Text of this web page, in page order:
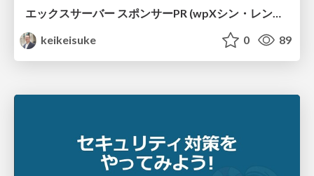
エックスサーバー スポンサーPR (wpXシン・レンタルサーバーのご紹介) / 2021-06-11 WP ZoomUP #66
keikeisuke
0 89